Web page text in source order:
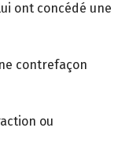
ont concédé une
contrefaçon
ou